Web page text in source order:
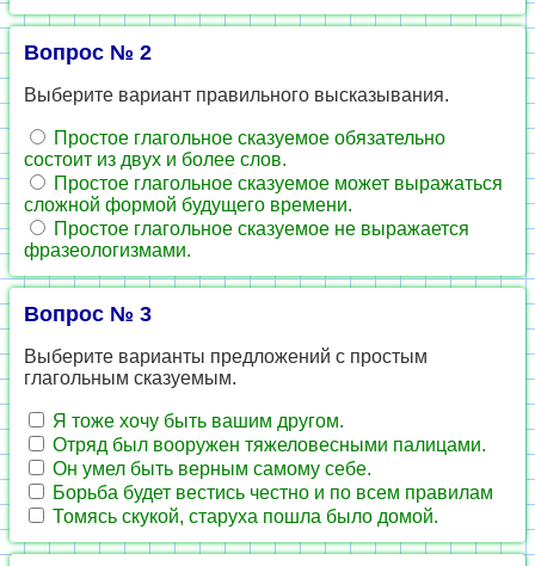
Вопрос № 2
Выберите вариант правильного высказывания.
Простое глагольное сказуемое обязательно
состоит из двух и более слов.
Простое глагольное сказуемое может выражаться
сложной формой будущего времени.
Простое глагольное сказуемое не выражается
фразеологизмами.
Вопрос № 3
Выберите варианты предложений с простым
глагольным сказуемым.
Я тоже хочу быть вашим другом.
Отряд был вооружен тяжеловесными палицами.
Он умел быть верным самому себе.
Борьба будет вестись честно и по всем правилам
Томясь скукой, старуха пошла было домой.